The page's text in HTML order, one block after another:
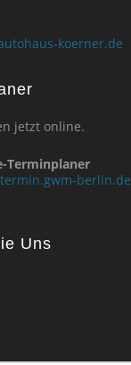
koerner.de
jetzt online.
Terminplaner
berlin.de
Uns